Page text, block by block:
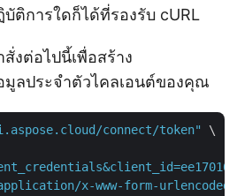
ติการใดก็ได้ที่รองรับ cURL
งต่อไปนี้เพื่อสร้าง
มูลประจำตัวไคลเอนต์ของคุณ
connect/token"
\
x-www-form-urlencoded"